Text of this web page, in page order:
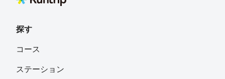
探す
コース
ステーション